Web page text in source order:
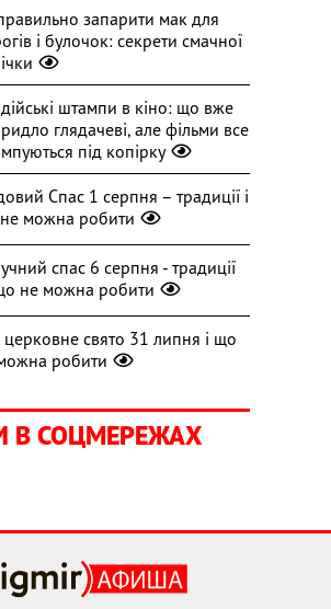
запарити мак для
і булочок: секрети смачної
штампи в кіно: що вже
глядачеві, але фільми все
під копірку
Спас 1 серпня – традиції і
можна робити
спас 6 серпня - традиції
не можна робити
церковне свято 31 липня і що
робити
В СОЦМЕРЕЖАХ